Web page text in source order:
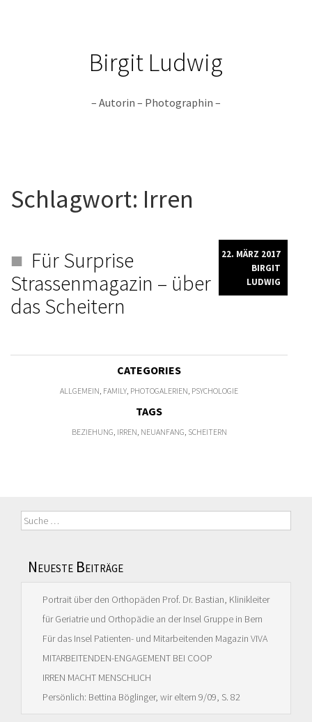
Birgit Ludwig
– Autorin – Photographin –
content
Schlagwort: Irren
Für Surprise
Strassenmagazin – über
das Scheitern
22. MÄRZ 2017
BIRGIT
LUDWIG
CATEGORIES
ALLGEMEIN, FAMILY, PHOTOGALERIEN, PSYCHOLOGIE
TAGS
BEZIEHUNG, IRREN, NEUANFANG, SCHEITERN
Suche
nach:
Neueste Beiträge
Portrait über den Orthopäden Prof. Dr. Bastian, Klinikleiter
für Geriatrie und Orthopädie an der Insel Gruppe in Bern
Für das Insel Patienten- und Mitarbeitenden Magazin VIVA
MITARBEITENDEN-ENGAGEMENT BEI COOP
IRREN MACHT MENSCHLICH
Persönlich: Bettina Böglinger, wir eltern 9/09, S. 82